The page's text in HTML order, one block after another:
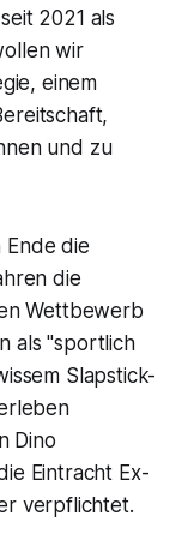
2021 als
wir
einem
und zu
Ende die
die
Wettbewerb
als "sportlich
Slapstick-
Dino
Eintracht Ex-
verpflichtet.